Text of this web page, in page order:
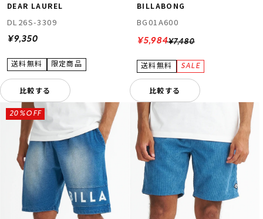
DEAR LAUREL
DL26S-3309
¥9,350
比較する
BILLABONG
BG01A600
¥7,480
¥5,984
比較する
20%OFF